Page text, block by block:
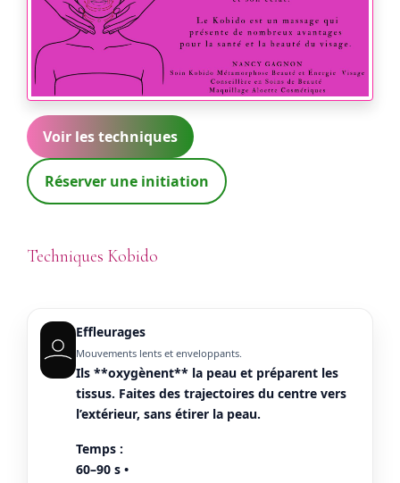
Voir les techniques
Réserver une initiation
Techniques Kobido
Effleurages
Mouvements lents et enveloppants.
Ils **oxygènent** la peau et préparent les
tissus. Faites des trajectoires du centre vers
l’extérieur, sans étirer la peau.
Temps :
60–90 s •